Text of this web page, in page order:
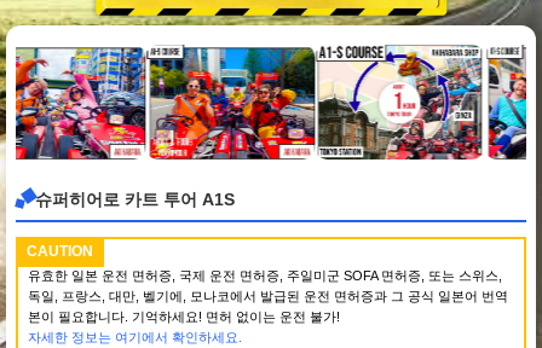
슈퍼히어로 카트 투어 A1S
CAUTION
유효한 일본 운전 면허증, 국제 운전 면허증, 주일미군 SOFA 면허증, 또는 스위스,
독일, 프랑스, 대만, 벨기에, 모나코에서 발급된 운전 면허증과 그 공식 일본어 번역
본이 필요합니다. 기억하세요! 면허 없이는 운전 불가!
자세한 정보는 여기에서 확인하세요.